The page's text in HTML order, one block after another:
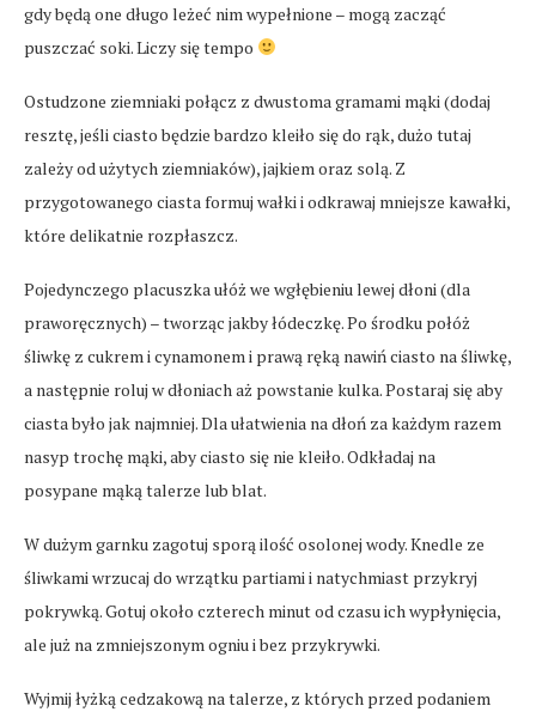
gdy będą one długo leżeć nim wypełnione – mogą zacząć
puszczać soki. Liczy się tempo
Ostudzone ziemniaki połącz z dwustoma gramami mąki (dodaj
resztę, jeśli ciasto będzie bardzo kleiło się do rąk, dużo tutaj
zależy od użytych ziemniaków), jajkiem oraz solą. Z
przygotowanego ciasta formuj wałki i odkrawaj mniejsze kawałki,
które delikatnie rozpłaszcz.
Pojedynczego placuszka ułóż we wgłębieniu lewej dłoni (dla
praworęcznych) – tworząc jakby łódeczkę. Po środku połóż
śliwkę z cukrem i cynamonem i prawą ręką nawiń ciasto na śliwkę,
a następnie roluj w dłoniach aż powstanie kulka. Postaraj się aby
ciasta było jak najmniej. Dla ułatwienia na dłoń za każdym razem
nasyp trochę mąki, aby ciasto się nie kleiło. Odkładaj na
posypane mąką talerze lub blat.
W dużym garnku zagotuj sporą ilość osolonej wody. Knedle ze
śliwkami wrzucaj do wrzątku partiami i natychmiast przykryj
pokrywką. Gotuj około czterech minut od czasu ich wypłynięcia,
ale już na zmniejszonym ogniu i bez przykrywki.
Wyjmij łyżką cedzakową na talerze, z których przed podaniem